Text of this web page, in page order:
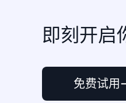
即刻开启
免费试用